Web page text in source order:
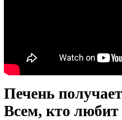
Печень
Всем, кто любит